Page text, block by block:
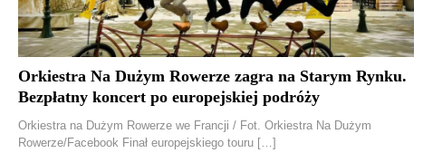
Orkiestra Na Dużym Rowerze zagra na Starym Rynku.
Bezpłatny koncert po europejskiej podróży
Orkiestra na Dużym Rowerze we Francji / Fot. Orkiestra Na Dużym
Rowerze/Facebook Finał europejskiego touru […]